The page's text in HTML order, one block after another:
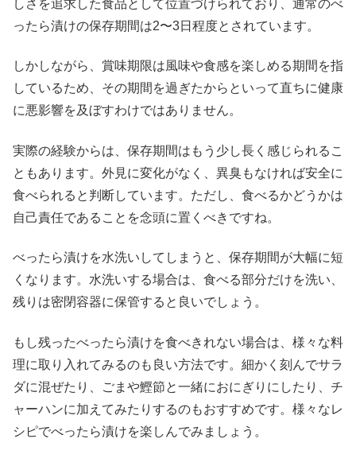
しさを追求した食品として位置づけられており、通常のべ
ったら漬けの保存期間は2〜3日程度とされています。
しかしながら、賞味期限は風味や食感を楽しめる期間を指
しているため、その期間を過ぎたからといって直ちに健康
に悪影響を及ぼすわけではありません。
実際の経験からは、保存期間はもう少し長く感じられるこ
ともあります。外見に変化がなく、異臭もなければ安全に
食べられると判断しています。ただし、食べるかどうかは
自己責任であることを念頭に置くべきですね。
べったら漬けを水洗いしてしまうと、保存期間が大幅に短
くなります。水洗いする場合は、食べる部分だけを洗い、
残りは密閉容器に保管すると良いでしょう。
もし残ったべったら漬けを食べきれない場合は、様々な料
理に取り入れてみるのも良い方法です。細かく刻んでサラ
ダに混ぜたり、ごまや鰹節と一緒におにぎりにしたり、チ
ャーハンに加えてみたりするのもおすすめです。様々なレ
シピでべったら漬けを楽しんでみましょう。